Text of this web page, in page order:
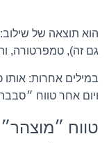
הוא תוצאה של שילוב:
גם זה), טמפרטורה,
במילים אחרות: אותו
ויום אחר טווח
טווח